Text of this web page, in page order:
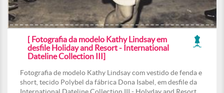
[ Fotografia da modelo Kathy Lindsay em
desfile Holiday and Resort - International
Dateline Collection III]
Fotografia de modelo Kathy Lindsay com vestido de fenda e
short, tecido Polybel da fábrica Dona Isabel, em desfile da